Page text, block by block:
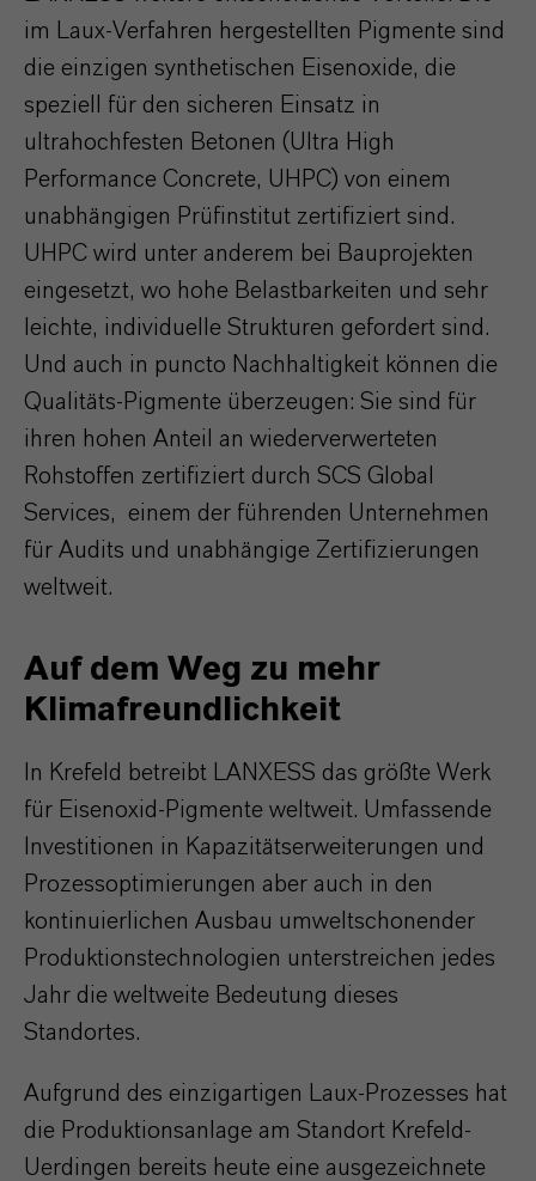
im Laux-Verfahren hergestellten Pigmente sind
die einzigen synthetischen Eisenoxide, die
speziell für den sicheren Einsatz in
ultrahochfesten Betonen (Ultra High
Performance Concrete, UHPC) von einem
unabhängigen Prüfinstitut zertifiziert sind.
UHPC wird unter anderem bei Bauprojekten
eingesetzt, wo hohe Belastbarkeiten und sehr
leichte, individuelle Strukturen gefordert sind.
Und auch in puncto Nachhaltigkeit können die
Qualitäts-Pigmente überzeugen: Sie sind für
ihren hohen Anteil an wiederverwerteten
Rohstoffen zertifiziert durch SCS Global
Services, einem der führenden Unternehmen
für Audits und unabhängige Zertifizierungen
weltweit.
Auf dem Weg zu mehr
Klimafreundlichkeit
In Krefeld betreibt LANXESS das größte Werk
für Eisenoxid-Pigmente weltweit. Umfassende
Investitionen in Kapazitätserweiterungen und
Prozessoptimierungen aber auch in den
kontinuierlichen Ausbau umweltschonender
Produktionstechnologien unterstreichen jedes
Jahr die weltweite Bedeutung dieses
Standortes.
Aufgrund des einzigartigen Laux-Prozesses hat
die Produktionsanlage am Standort Krefeld-
Uerdingen bereits heute eine ausgezeichnete